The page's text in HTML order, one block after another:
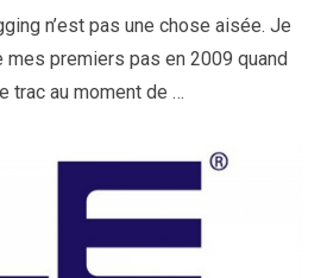
n’est pas une chose aisée. Je
premiers pas en 2009 quand
trac au moment de …